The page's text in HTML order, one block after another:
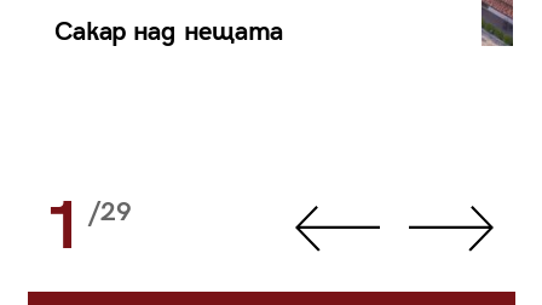
Сакар над нещата
1 /29